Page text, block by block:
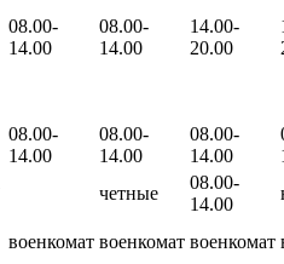
08.00-
14.00
08.00-
14.00
14.00-
20.00
08.00-
14.00
08.00-
14.00
08.00-
14.00
четные
08.00-
14.00
военкомат военкомат военкомат